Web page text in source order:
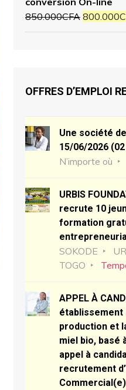
850.000CFA 800.000
OFFRES D’EMPLOI
Une société
15/06/2026
N’importe où
URBIS
recrute 10
formation
SOKODE
TOGO
APPEL À
établissement
production et
miel bio, basé
appel à
recrutement